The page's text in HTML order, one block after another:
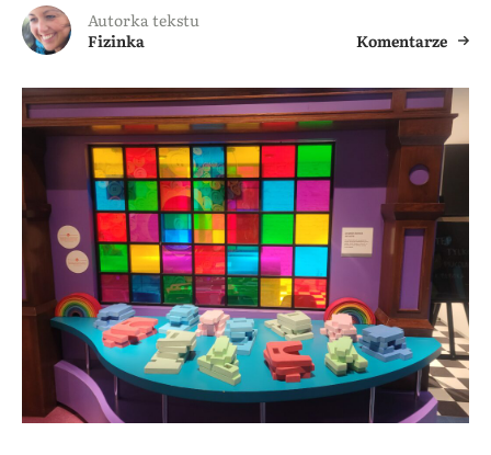
Autorka tekstu
Fizinka
Komentarze